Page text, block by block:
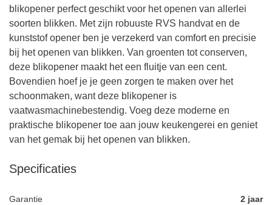
blikopener perfect geschikt voor het openen van allerlei
soorten blikken. Met zijn robuuste RVS handvat en de
kunststof opener ben je verzekerd van comfort en precisie
bij het openen van blikken. Van groenten tot conserven,
deze blikopener maakt het een fluitje van een cent.
Bovendien hoef je je geen zorgen te maken over het
schoonmaken, want deze blikopener is
vaatwasmachinebestendig. Voeg deze moderne en
praktische blikopener toe aan jouw keukengerei en geniet
van het gemak bij het openen van blikken.
Specificaties
Garantie 2 jaar